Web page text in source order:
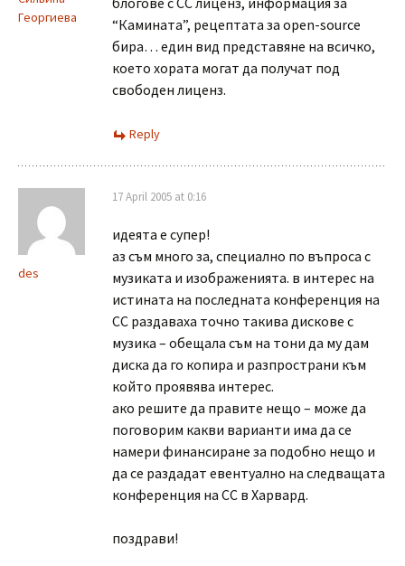
Георгиева
“Камината”, рецептата за open-source
бира… един вид представяне на всичко,
което хората могат да получат под
свободен лиценз.
Reply
des
17 April 2005 at 0:16
идеята е супер!
аз съм много за, специално по въпроса с
музиката и изображенията. в интерес на
истината на последната конференция на
СС раздаваха точно такива дискове с
музика – обещала съм на тони да му дам
диска да го копира и разпространи към
който проявява интерес.
ако решите да правите нещо – може да
поговорим какви варианти има да се
намери финансиране за подобно нещо и
да се раздадат евентуално на следващата
конференция на СС в Харвард.
поздрави!